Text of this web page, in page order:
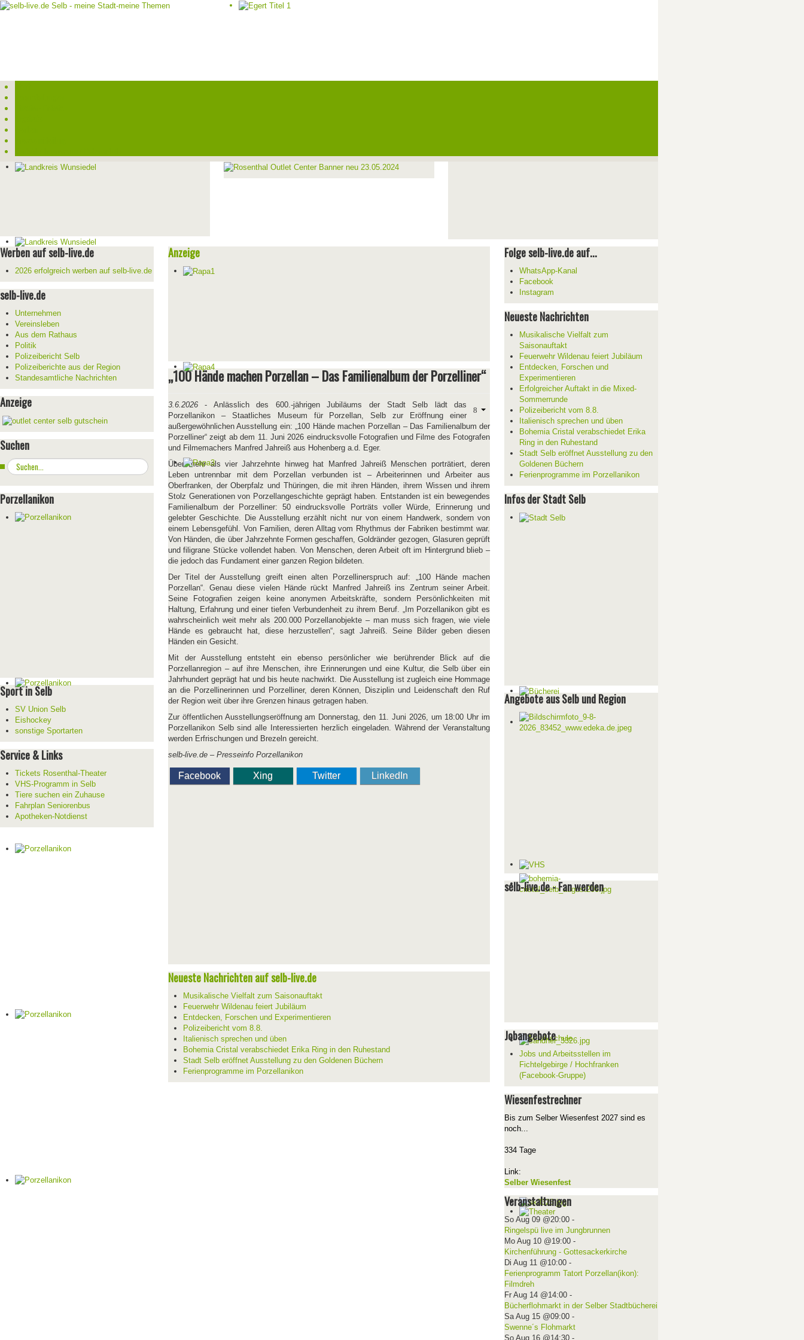
Werben auf selb-live.de
2026 erfolgreich werben auf selb-live.de
selb-live.de
Unternehmen
Vereinsleben
Aus dem Rathaus
Politik
Polizeibericht Selb
Polizeiberichte aus der Region
Standesamtliche Nachrichten
Anzeige
Suchen
Suchen
...
Porzellanikon
Sport in Selb
SV Union Selb
Eishockey
sonstige Sportarten
Service & Links
Tickets Rosenthal-Theater
VHS-Programm in Selb
Tiere suchen ein Zuhause
Fahrplan Seniorenbus
Apotheken-Notdienst
Anzeige
„100 Hände machen Porzellan – Das Familienalbum der Porzelliner“
3.6.2026- Anlässlich des 600.-jährigen Jubiläums der Stadt Selb lädt das
Porzellanikon – Staatliches Museum für Porzellan, Selb zur Eröffnung einer
außergewöhnlichen Ausstellung ein: „100 Hände machen Porzellan – Das Familienalbum der
Porzelliner“ zeigt ab dem 11. Juni 2026 eindrucksvolle Fotografien und Filme des Fotografen
und Filmemachers Manfred Jahreiß aus Hohenberg a.d. Eger.
Über mehr als vier Jahrzehnte hinweg hat Manfred Jahreiß Menschen porträtiert, deren
Leben untrennbar mit dem Porzellan verbunden ist – Arbeiterinnen und Arbeiter aus
Oberfranken, der Oberpfalz und Thüringen, die mit ihren Händen, ihrem Wissen und ihrem
Stolz Generationen von Porzellangeschichte geprägt haben. Entstanden ist ein bewegendes
Familienalbum der Porzelliner: 50 eindrucksvolle Porträts voller Würde, Erinnerung und
gelebter Geschichte. Die Ausstellung erzählt nicht nur von einem Handwerk, sondern von
einem Lebensgefühl. Von Familien, deren Alltag vom Rhythmus der Fabriken bestimmt war.
Von Händen, die über Jahrzehnte Formen geschaffen, Goldränder gezogen, Glasuren geprüft
und filigrane Stücke vollendet haben. Von Menschen, deren Arbeit oft im Hintergrund blieb –
die jedoch das Fundament einer ganzen Region bildeten.
Der Titel der Ausstellung greift einen alten Porzellinerspruch auf: „100 Hände machen
Porzellan“. Genau diese vielen Hände rückt Manfred Jahreiß ins Zentrum seiner Arbeit.
Seine Fotografien zeigen keine anonymen Arbeitskräfte, sondern Persönlichkeiten mit
Haltung, Erfahrung und einer tiefen Verbundenheit zu ihrem Beruf. „Im Porzellanikon gibt es
wahrscheinlich weit mehr als 200.000 Porzellanobjekte – man muss sich fragen, wie viele
Hände es gebraucht hat, diese herzustellen“, sagt Jahreiß. Seine Bilder geben diesen
Händen ein Gesicht.
Mit der Ausstellung entsteht ein ebenso persönlicher wie berührender Blick auf die
Porzellanregion – auf ihre Menschen, ihre Erinnerungen und eine Kultur, die Selb über ein
Jahrhundert geprägt hat und bis heute nachwirkt. Die Ausstellung ist zugleich eine Hommage
an die Porzellinerinnen und Porzelliner, deren Können, Disziplin und Leidenschaft den Ruf
der Region weit über ihre Grenzen hinaus getragen haben.
Zur öffentlichen Ausstellungseröffnung am Donnerstag, den 11. Juni 2026, um 18:00 Uhr im
Porzellanikon Selb sind alle Interessierten herzlich eingeladen. Während der Veranstaltung
werden Erfrischungen und Brezeln gereicht.
selb-live.de – Presseinfo Porzellanikon
Facebook Xing Twitter LinkedIn
Neueste Nachrichten auf selb-live.de
Musikalische Vielfalt zum Saisonauftakt
Feuerwehr Wildenau feiert Jubiläum
Entdecken, Forschen und Experimentieren
Polizeibericht vom 8.8.
Italienisch sprechen und üben
Bohemia Cristal verabschiedet Erika Ring in den Ruhestand
Stadt Selb eröffnet Ausstellung zu den Goldenen Büchern
Ferienprogramme im Porzellanikon
Folge selb-live.de auf...
WhatsApp-Kanal
Facebook
Instagram
Neueste Nachrichten
Musikalische Vielfalt zum
Saisonauftakt
Feuerwehr Wildenau feiert Jubiläum
Entdecken, Forschen und
Experimentieren
Erfolgreicher Auftakt in die Mixed-
Sommerrunde
Polizeibericht vom 8.8.
Italienisch sprechen und üben
Bohemia Cristal verabschiedet Erika
Ring in den Ruhestand
Stadt Selb eröffnet Ausstellung zu den
Goldenen Büchern
Ferienprogramme im Porzellanikon
Infos der Stadt Selb
Angebote aus Selb und Region
selb-live.de - Fan werden
Jobangebote
Jobs und Arbeitsstellen im
Fichtelgebirge / Hochfranken
(Facebook-Gruppe)
Wiesenfestrechner
Bis zum Selber Wiesenfest 2027 sind es
noch...
334 Tage
Link:
Selber Wiesenfest
Veranstaltungen
So Aug 09 @20:00-
Ringelspü live im Jungbrunnen
Mo Aug 10 @19:00-
Kirchenführung - Gottesackerkirche
Di Aug 11 @10:00-
Ferienprogramm Tatort Porzellan(ikon):
Filmdreh
Fr Aug 14 @14:00-
Bücherflohmarkt in der Selber Stadtbücherei
Sa Aug 15 @09:00-
Swenne´s Flohmarkt
So Aug 16 @14:30-